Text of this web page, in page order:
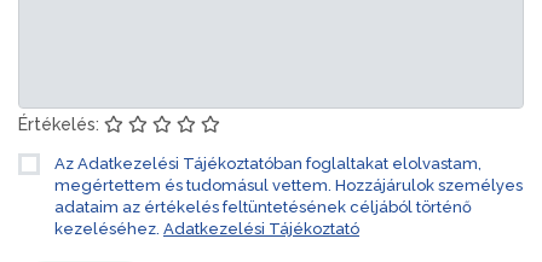
Értékelés:
Az Adatkezelési Tájékoztatóban foglaltakat elolvastam,
megértettem és tudomásul vettem. Hozzájárulok személyes
adataim az értékelés feltüntetésének céljából történő
kezeléséhez. Adatkezelési Tájékoztató